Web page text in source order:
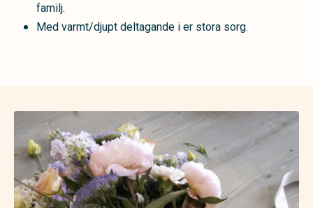
familj.
Med varmt/djupt deltagande i er stora sorg.